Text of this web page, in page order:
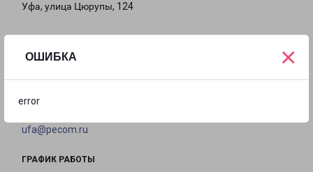
ОШИБКА
error
×
Уфа, улица Цюрупы, 124
на карте
8(347) 293-41-22
ufa@pecom.ru
ГРАФИК РАБОТЫ